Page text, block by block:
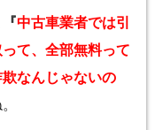
『中古車業者では引
て、全部無料って
なんじゃないの